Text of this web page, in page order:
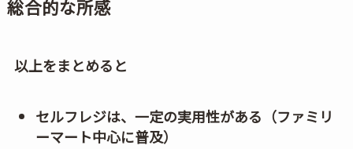
総合的な所感
以上をまとめると
セルフレジは、一定の実用性がある（ファミリ
ーマート中心に普及）